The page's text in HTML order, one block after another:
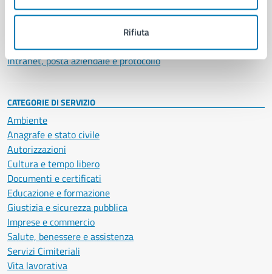
Rifiuta
Politici
Documenti e dati
Intranet, posta aziendale e protocollo
CATEGORIE DI SERVIZIO
Ambiente
Anagrafe e stato civile
Autorizzazioni
Cultura e tempo libero
Documenti e certificati
Educazione e formazione
Giustizia e sicurezza pubblica
Imprese e commercio
Salute, benessere e assistenza
Servizi Cimiteriali
Vita lavorativa